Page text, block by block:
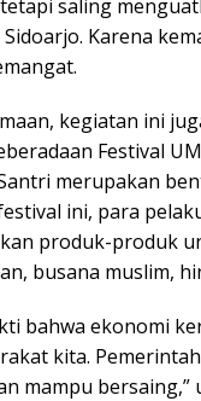
saling
Karena
kegiatan ini
Festival
merupakan
ini, para
produk-produk
busana muslim,
bahwa ekonomi
kita.
mampu bersaing,”